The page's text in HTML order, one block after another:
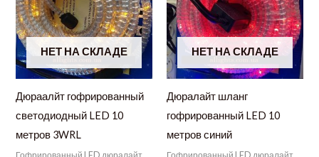
НЕТ НА СКЛАДЕ
Дюраалйт гофрированный
светодиодный LED 10
метров 3WRL
НЕТ НА СКЛАДЕ
Дюралайт шланг
гофрированный LED 10
метров синий